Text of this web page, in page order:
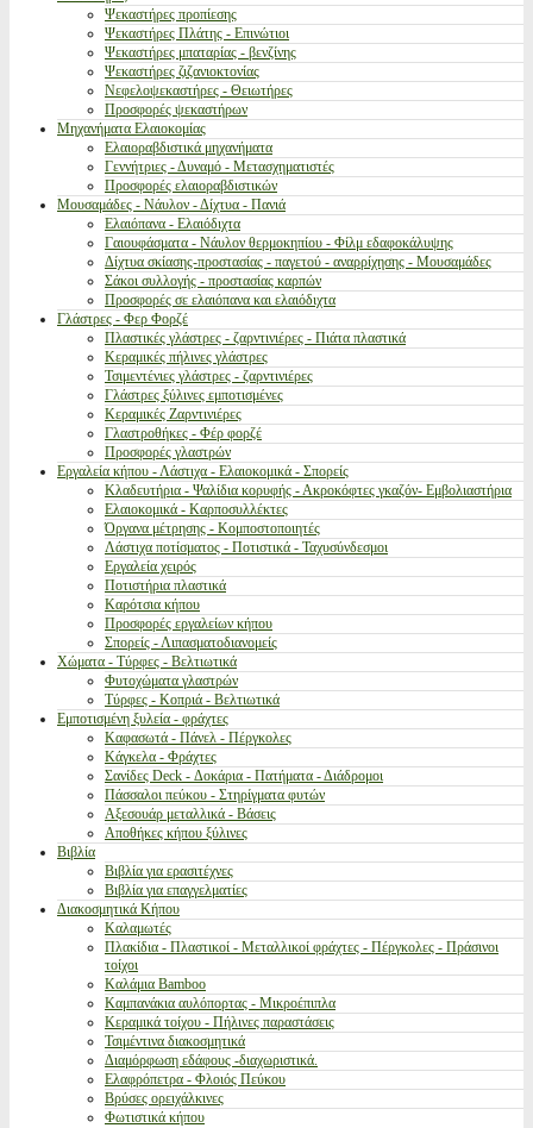
Ψεκαστήρες προπίεσης
Ψεκαστήρες Πλάτης - Επινώτιοι
Ψεκαστήρες μπαταρίας - βενζίνης
Ψεκαστήρες ζιζανιοκτονίας
Νεφελοψεκαστήρες - Θειωτήρες
Προσφορές ψεκαστήρων
Μηχανήματα Ελαιοκομίας
Ελαιοραβδιστικά μηχανήματα
Γεννήτριες - Δυναμό - Μετασχηματιστές
Προσφορές ελαιοραβδιστικών
Μουσαμάδες - Νάυλον - Δίχτυα - Πανιά
Ελαιόπανα - Ελαιόδιχτα
Γαιουφάσματα - Νάυλον θερμοκηπίου - Φίλμ εδαφοκάλυψης
Δίχτυα σκίασης-προστασίας - παγετού - αναρρίχησης - Μουσαμάδες
Σάκοι συλλογής - προστασίας καρπών
Προσφορές σε ελαιόπανα και ελαιόδιχτα
Γλάστρες - Φερ Φορζέ
Πλαστικές γλάστρες - ζαρντινιέρες - Πιάτα πλαστικά
Κεραμικές πήλινες γλάστρες
Τσιμεντένιες γλάστρες - ζαρντινιέρες
Γλάστρες ξύλινες εμποτισμένες
Κεραμικές Ζαρντινιέρες
Γλαστροθήκες - Φέρ φορζέ
Προσφορές γλαστρών
Εργαλεία κήπου - Λάστιχα - Ελαιοκομικά - Σπορείς
Κλαδευτήρια - Ψαλίδια κορυφής - Ακροκόφτες γκαζόν- Εμβολιαστήρια
Ελαιοκομικά - Καρποσυλλέκτες
Όργανα μέτρησης - Κομποστοποιητές
Λάστιχα ποτίσματος - Ποτιστικά - Ταχυσύνδεσμοι
Εργαλεία χειρός
Ποτιστήρια πλαστικά
Καρότσια κήπου
Προσφορές εργαλείων κήπου
Σπορείς - Λιπασματοδιανομείς
Χώματα - Τύρφες - Βελτιωτικά
Φυτοχώματα γλαστρών
Τύρφες - Κοπριά - Βελτιωτικά
Εμποτισμένη ξυλεία - φράχτες
Καφασωτά - Πάνελ - Πέργκολες
Κάγκελα - Φράχτες
Σανίδες Deck - Δοκάρια - Πατήματα - Διάδρομοι
Πάσσαλοι πεύκου - Στηρίγματα φυτών
Αξεσουάρ μεταλλικά - Βάσεις
Αποθήκες κήπου ξύλινες
Βιβλία
Βιβλία για ερασιτέχνες
Βιβλία για επαγγελματίες
Διακοσμητικά Κήπου
Καλαμωτές
Πλακίδια - Πλαστικοί - Μεταλλικοί φράχτες - Πέργκολες - Πράσινοι
τοίχοι
Καλάμια Bamboo
Καμπανάκια αυλόπορτας - Μικροέπιπλα
Κεραμικά τοίχου - Πήλινες παραστάσεις
Τσιμέντινα διακοσμητικά
Διαμόρφωση εδάφους -διαχωριστικά.
Ελαφρόπετρα - Φλοιός Πεύκου
Βρύσες ορειχάλκινες
Φωτιστικά κήπου